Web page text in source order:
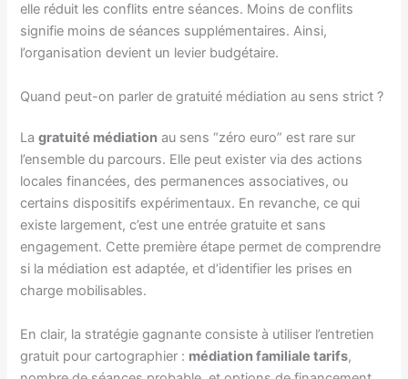
elle réduit les conflits entre séances. Moins de conflits
signifie moins de séances supplémentaires. Ainsi,
l’organisation devient un levier budgétaire.
Quand peut-on parler de gratuité médiation au sens strict ?
Lagratuité médiation au sens “zéro euro” est rare sur
l’ensemble du parcours. Elle peut exister via des actions
locales financées, des permanences associatives, ou
certains dispositifs expérimentaux. En revanche, ce qui
existe largement, c’est une entrée gratuite et sans
engagement. Cette première étape permet de comprendre
si la médiation est adaptée, et d’identifier les prises en
charge mobilisables.
En clair, la stratégie gagnante consiste à utiliser l’entretien
gratuit pour cartographier : médiation familiale tarifs,